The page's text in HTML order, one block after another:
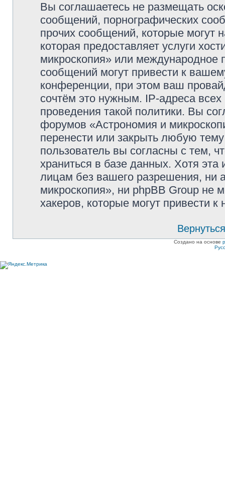
Вы соглашаетесь не размещать
сообщений, порнографических
прочих сообщений, которые могут
которая предоставляет услуги
микроскопия» или международное
сообщений могут привести к
конференции, при этом ваш
сочтём это нужным. IP-адреса
проведения такой политики. Вы
форумов «Астрономия и
перенести или закрыть любую
пользователь вы согласны с тем,
храниться в базе данных. Хотя
лицам без вашего разрешения, ни
микроскопия», ни phpBB Group не
хакеров, которые могут привести
Создано на основе